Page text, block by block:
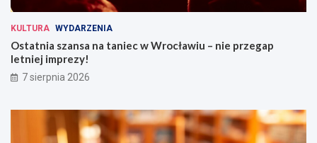
KULTURA WYDARZENIA
Ostatnia szansa na taniec w Wrocławiu – nie przegap
letniej imprezy!
7 sierpnia 2026